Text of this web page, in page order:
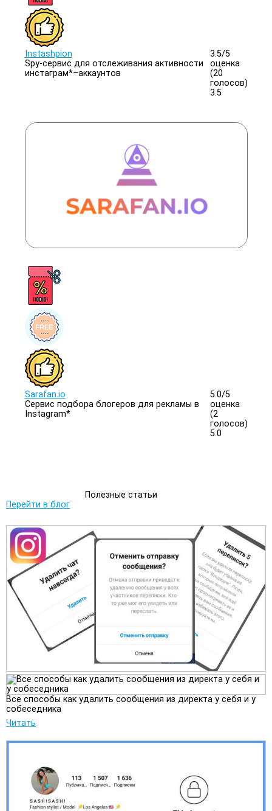
Instashpion
Spy-сервис для отслеживания активности
инстаграм*–аккаунтов
3.5/5
оценка
(20
голосов)
3.5
Sarafan.io
Сервис подбора блогеров для рекламы в
Instagram*
5.0/5
оценка
(2
голосов)
5.0
Полезные статьи
Перейти в блог
Все способы как удалить сообщения из директа у себя и у
собеседника
Читать